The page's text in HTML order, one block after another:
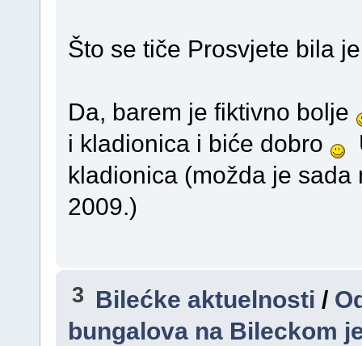
Što se tiče Prosvjete bila
Da, barem je fiktivno bolje
i kladionica i biće dobro
kladionica (možda je
2009.)
3 Bilećke aktuelnosti /
bungalova na Bileckom